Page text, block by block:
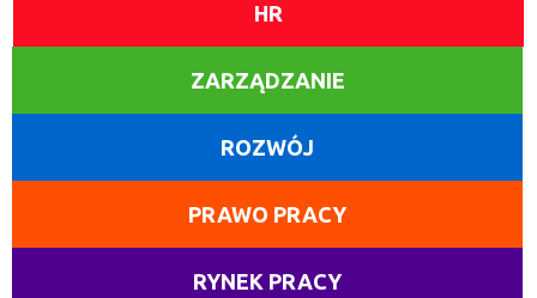
HR
ZARZĄDZANIE
ROZWÓJ
PRAWO PRACY
RYNEK PRACY